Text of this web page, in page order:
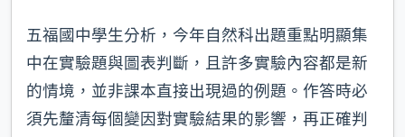
五福國中學生分析，今年自然科出題重點明顯集
中在實驗題與圖表判斷，且許多實驗內容都是新
的情境，並非課本直接出現過的例題。作答時必
須先釐清每個變因對實驗結果的影響，再正確判